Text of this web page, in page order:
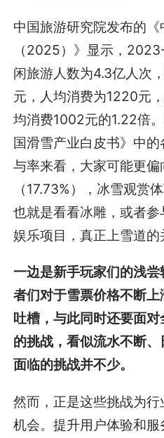
中国旅游研究院发布的
（2025）》显示，
闲旅游人数为4.3亿人次
元，人均消费为1220元
均消费1002元的1.22倍
国滑雪产业白皮书》中
与率来看，大家可能更
（17.73%），冰雪观赏
也就是看看冰雕，或者
娱乐项目，真正上雪道的
一边是新手玩家们的浅
者们对于雪票价格不断
吐槽，与此同时还要面
的挑战，看似流水不断
面临的挑战并不少。
然而，正是这些挑战为
机会。提升用户体验和